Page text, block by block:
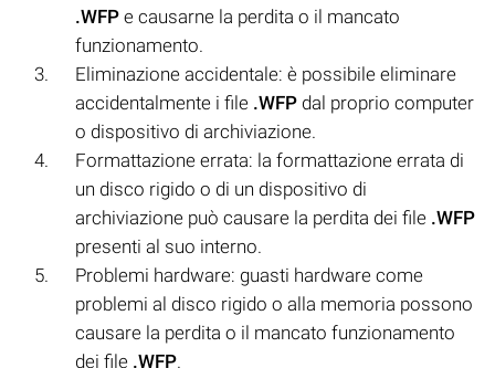
.WFP e causarne la perdita o il mancato
funzionamento.
Eliminazione accidentale: è possibile eliminare
accidentalmente i file .WFP dal proprio computer
o dispositivo di archiviazione.
Formattazione errata: la formattazione errata di
un disco rigido o di un dispositivo di
archiviazione può causare la perdita dei file .WFP
presenti al suo interno.
Problemi hardware: guasti hardware come
problemi al disco rigido o alla memoria possono
causare la perdita o il mancato funzionamento
dei file .WFP.